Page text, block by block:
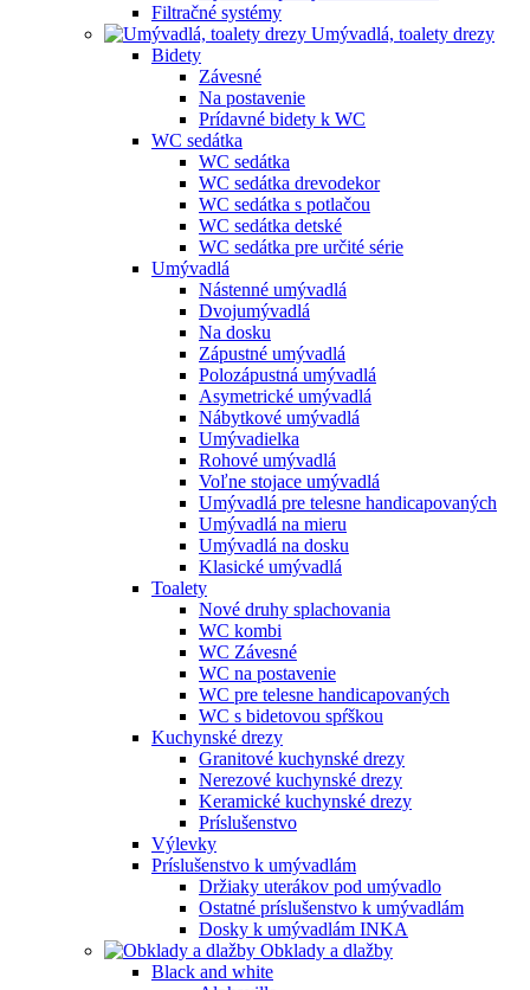
Filtračné systémy
Umývadlá, toalety drezy
Bidety
Závesné
Na postavenie
Prídavné bidety k WC
WC sedátka
WC sedátka
WC sedátka drevodekor
WC sedátka s potlačou
WC sedátka detské
WC sedátka pre určité série
Umývadlá
Nástenné umývadlá
Dvojumývadlá
Na dosku
Zápustné umývadlá
Polozápustná umývadlá
Asymetrické umývadlá
Nábytkové umývadlá
Umývadielka
Rohové umývadlá
Voľne stojace umývadlá
Umývadlá pre telesne handicapovaných
Umývadlá na mieru
Umývadlá na dosku
Klasické umývadlá
Toalety
Nové druhy splachovania
WC kombi
WC Závesné
WC na postavenie
WC pre telesne handicapovaných
WC s bidetovou spŕškou
Kuchynské drezy
Granitové kuchynské drezy
Nerezové kuchynské drezy
Keramické kuchynské drezy
Príslušenstvo
Výlevky
Príslušenstvo k umývadlám
Držiaky uterákov pod umývadlo
Ostatné príslušenstvo k umývadlám
Dosky k umývadlám INKA
Obklady a dlažby
Black and white